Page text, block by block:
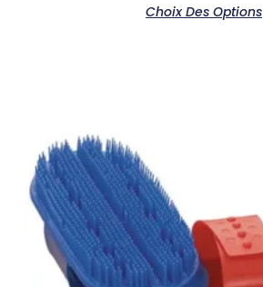
Choix Des Options